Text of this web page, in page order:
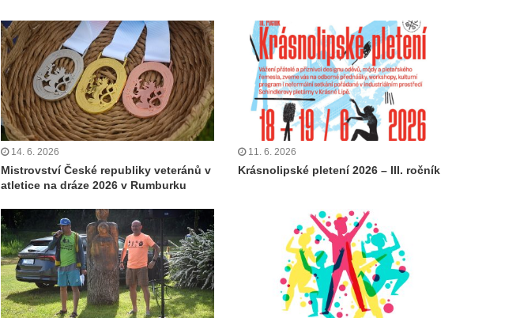
14. 6. 2026
Mistrovství České republiky veteránů v
atletice na dráze 2026 v Rumburku
11. 6. 2026
Krásnolipské pletení 2026 – III. ročník